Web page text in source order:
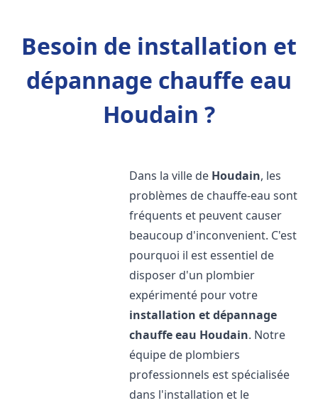
Besoin de installation et
dépannage chauffe eau
Houdain ?
Dans la ville de Houdain, les
problèmes de chauffe-eau sont
fréquents et peuvent causer
beaucoup d'inconvenient. C'est
pourquoi il est essentiel de
disposer d'un plombier
expérimenté pour votre
installation et dépannage
chauffe eau Houdain. Notre
équipe de plombiers
professionnels est spécialisée
dans l'installation et le